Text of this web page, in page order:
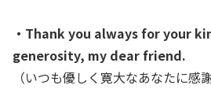
・Thank you always for your
generosity, my dear friend.
（いつも優しく寛大なあなたに感